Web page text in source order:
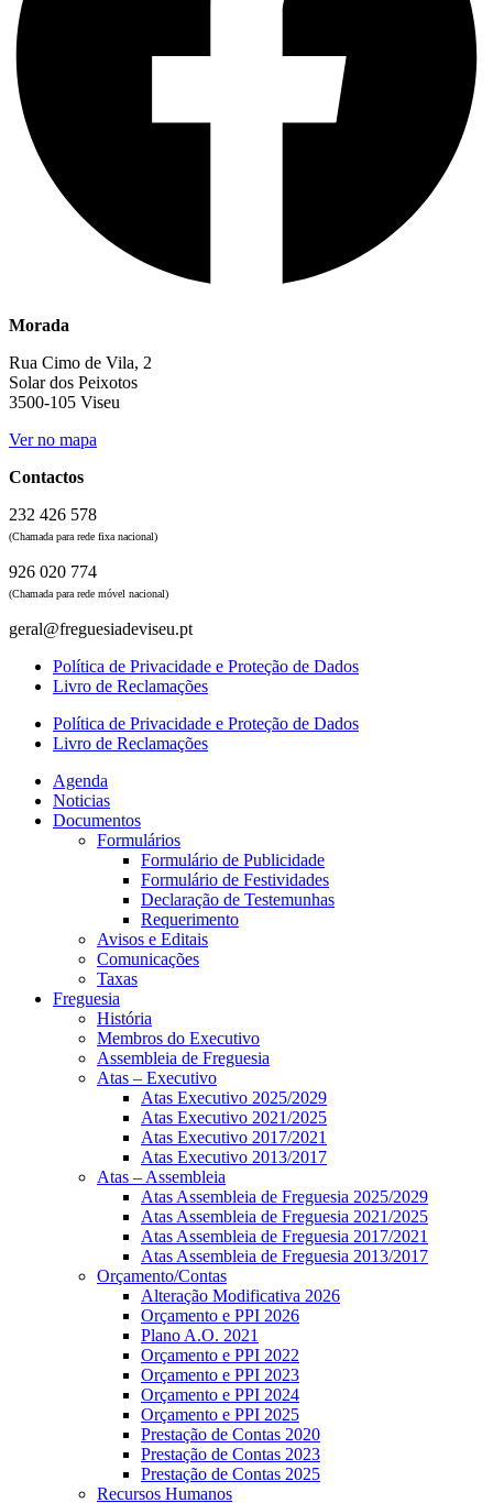
Morada
Rua Cimo de Vila, 2
Solar dos Peixotos
3500-105 Viseu
Ver no mapa
Contactos
232 426 578
(Chamada para rede fixa nacional)
926 020 774
(Chamada para rede móvel nacional)
geral@freguesiadeviseu.pt
Política de Privacidade e Proteção de Dados
Livro de Reclamações
Política de Privacidade e Proteção de Dados
Livro de Reclamações
Agenda
Noticias
Documentos
Formulários
Formulário de Publicidade
Formulário de Festividades
Declaração de Testemunhas
Requerimento
Avisos e Editais
Comunicações
Taxas
Freguesia
História
Membros do Executivo
Assembleia de Freguesia
Atas – Executivo
Atas Executivo 2025/2029
Atas Executivo 2021/2025
Atas Executivo 2017/2021
Atas Executivo 2013/2017
Atas – Assembleia
Atas Assembleia de Freguesia 2025/2029
Atas Assembleia de Freguesia 2021/2025
Atas Assembleia de Freguesia 2017/2021
Atas Assembleia de Freguesia 2013/2017
Orçamento/Contas
Alteração Modificativa 2026
Orçamento e PPI 2026
Plano A.O. 2021
Orçamento e PPI 2022
Orçamento e PPI 2023
Orçamento e PPI 2024
Orçamento e PPI 2025
Prestação de Contas 2020
Prestação de Contas 2023
Prestação de Contas 2025
Recursos Humanos